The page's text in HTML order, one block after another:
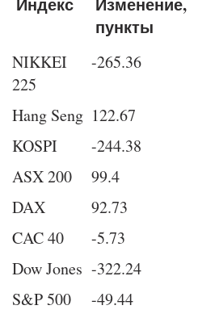
пункты
NIKKEI
225
-265.36
Hang Seng 122.67
KOSPI
-244.38
ASX 200
99.4
DAX
92.73
CAC 40
-5.73
Dow Jones -322.24
S&P 500
-49.44